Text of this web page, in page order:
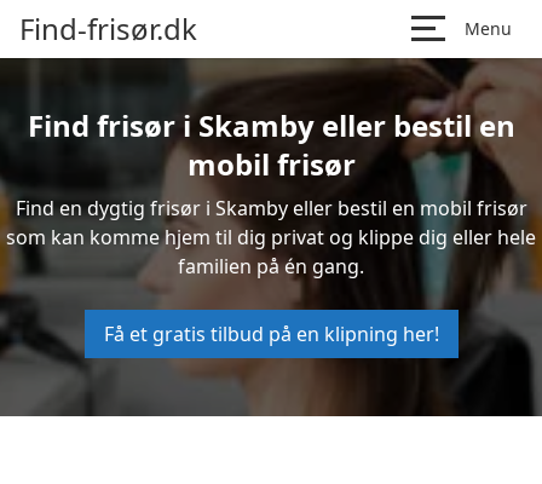
Find-frisør.dk Menu
Find frisør i Skamby eller bestil en
mobil frisør
Find en dygtig frisør i Skamby eller bestil en mobil frisør
som kan komme hjem til dig privat og klippe dig eller hele
familien på én gang.
Få et gratis tilbud på en klipning her!